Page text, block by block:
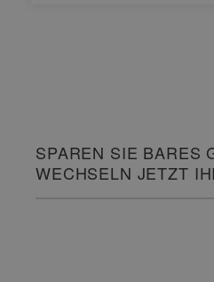
SPAREN SIE BARES
WECHSELN JETZT